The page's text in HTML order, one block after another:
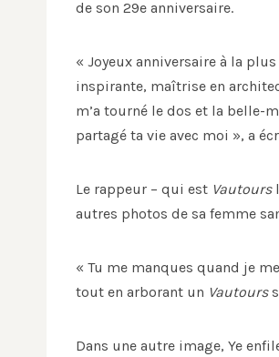
de son 29e anniversaire.
« Joyeux anniversaire à la
inspirante, maîtrise en
m’a tourné le dos et la belle-
partagé ta vie avec moi », a
Le rappeur – qui est Vautours
autres photos de sa femme
« Tu me manques quand je
tout en arborant un Vautours
Dans une autre image, Ye